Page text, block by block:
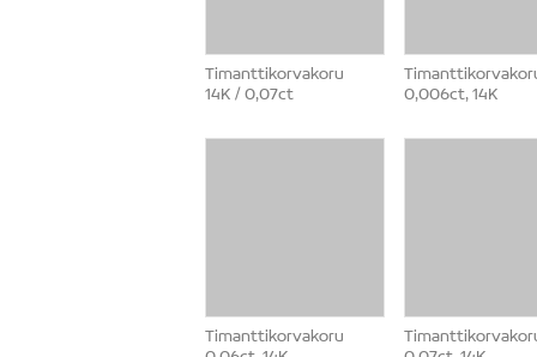
Timanttikorvakoru
14K / 0,07ct
0,006ct, 14K
Timanttikorvakoru